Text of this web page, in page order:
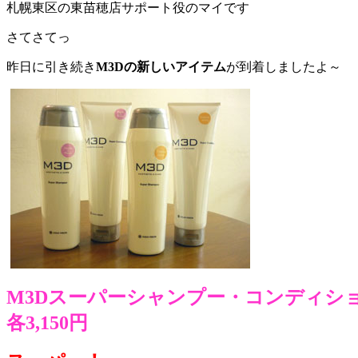
札幌東区の東苗穂店サポート役のマイです
さてさてっ
昨日に引き続きM3Dの新しいアイテムが到着しましたよ～
M3Dスーパーシャンプー・コンディシ
各3,150円